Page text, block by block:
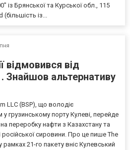
із Брянської та Курської обл., 115
із...
відмовився від
. Знайшов альтернативу
LLC (BSP), що володіє
грузинському порту Кулеві, перейде
переробку нафти з Казахстану та
російської сировини. Про це пише The
21-го пакету вніс Кулевський